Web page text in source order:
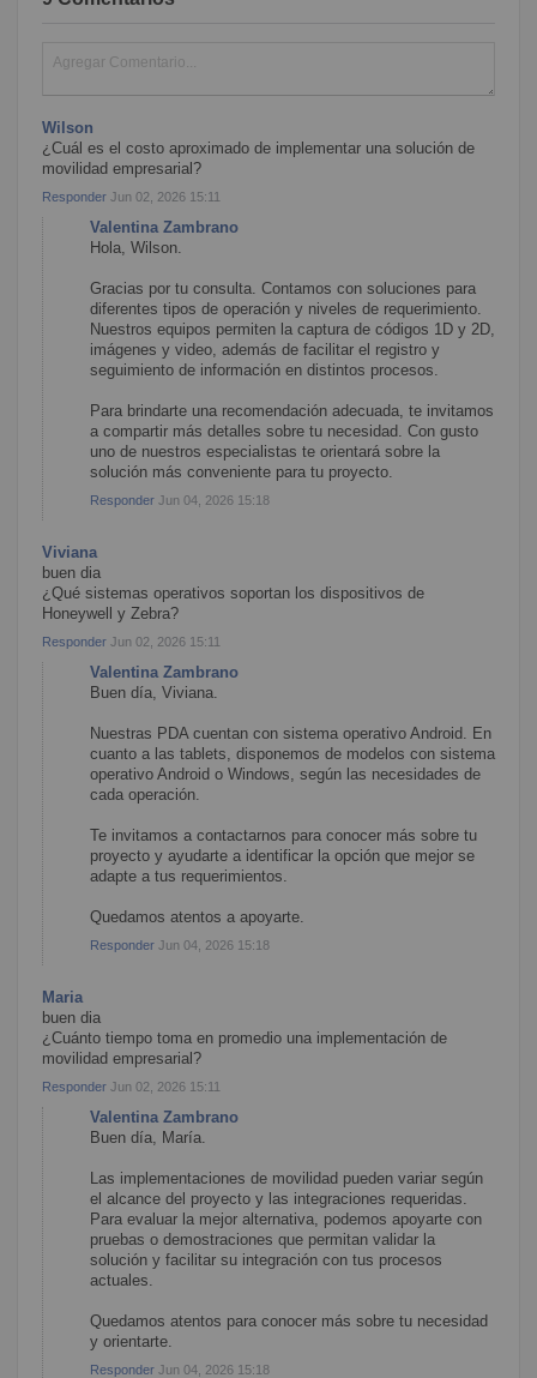
Wilson
¿Cuál es el costo aproximado de implementar una solución de
movilidad empresarial?
Responder Jun 02, 2026 15:11
Valentina Zambrano
Hola, Wilson.
Gracias por tu consulta. Contamos con soluciones para
diferentes tipos de operación y niveles de requerimiento.
Nuestros equipos permiten la captura de códigos 1D y 2D,
imágenes y video, además de facilitar el registro y
seguimiento de información en distintos procesos.
Para brindarte una recomendación adecuada, te invitamos
a compartir más detalles sobre tu necesidad. Con gusto
uno de nuestros especialistas te orientará sobre la
solución más conveniente para tu proyecto.
Responder Jun 04, 2026 15:18
Viviana
buen dia
¿Qué sistemas operativos soportan los dispositivos de
Honeywell y Zebra?
Responder Jun 02, 2026 15:11
Valentina Zambrano
Buen día, Viviana.
Nuestras PDA cuentan con sistema operativo Android. En
cuanto a las tablets, disponemos de modelos con sistema
operativo Android o Windows, según las necesidades de
cada operación.
Te invitamos a contactarnos para conocer más sobre tu
proyecto y ayudarte a identificar la opción que mejor se
adapte a tus requerimientos.
Quedamos atentos a apoyarte.
Responder Jun 04, 2026 15:18
Maria
buen dia
¿Cuánto tiempo toma en promedio una implementación de
movilidad empresarial?
Responder Jun 02, 2026 15:11
Valentina Zambrano
Buen día, María.
Las implementaciones de movilidad pueden variar según
el alcance del proyecto y las integraciones requeridas.
Para evaluar la mejor alternativa, podemos apoyarte con
pruebas o demostraciones que permitan validar la
solución y facilitar su integración con tus procesos
actuales.
Quedamos atentos para conocer más sobre tu necesidad
y orientarte.
Responder Jun 04, 2026 15:18